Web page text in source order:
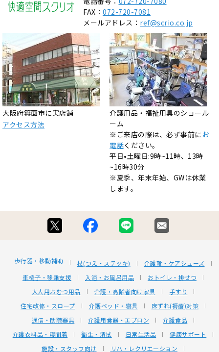
FAX： 072-720-7081
メールアドレス： ref@scrio.co.jp
大阪府箕面市に実店舗
アクセス方法
介護用品・福祉用具のショール
ーム
※ご来店の際は、必ず事前に お
電話ください。
平日•土曜日:9時~11時、13時
~16時30分
※夏季、年末年始、GWは休業
します。
歩行器・移動補助 杖(つえ・ステッキ)
介護靴・ケアシューズ
車椅子・移乗支援
入浴・お風呂用品
おトイレ・排せつ
大人用おむつ用品
介護・高齢者向け家具
手すり
住宅改修・スロープ
介護ベッド・寝具
床ずれ(褥瘡)対策
通信・助聴器具
介護用食器・エプロン
介護食品
介護衣料品・寝間着
衛生・清拭 日常生活品
健康サポート
施設・スタッフ向け
リハ・レクリエーション